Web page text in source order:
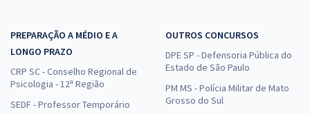
PREPARAÇÃO A MÉDIO E A
LONGO PRAZO
CRP SC - Conselho Regional de
Psicologia - 12ª Região
SEDF - Professor Temporário
OUTROS CONCURSOS
DPE SP - Defensoria Pública do
Estado de São Paulo
PM MS - Polícia Militar de Mato
Grosso do Sul